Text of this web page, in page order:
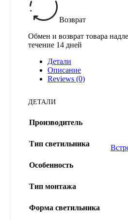
Возврат
Обмен и возврат товара
течение 14 дней
Детали
Описание
Reviews (0)
ДЕТАЛИ
Производитель
Тип светильника
Особенность
Тип монтажа
Форма светильника